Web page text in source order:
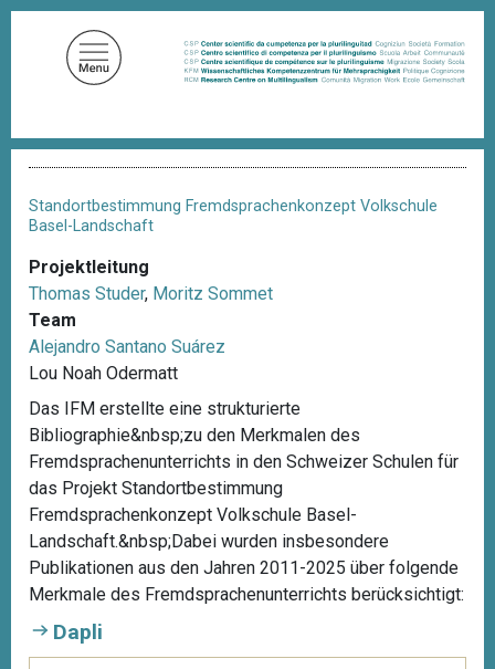
D
a
d
a
v
i
g
a
t
i
n
Standortbestimmung Fremdsprachenkonzept Volkschule
Basel-Landschaft
Projektleitung
Thomas Studer, Moritz Sommet
Team
Alejandro Santano Suárez
Lou Noah Odermatt
Das IFM erstellte eine strukturierte
Bibliographie&nbsp;zu den Merkmalen des
Fremdsprachenunterrichts in den Schweizer Schulen für
das Projekt Standortbestimmung
Fremdsprachenkonzept Volkschule Basel-
Landschaft.&nbsp;Dabei wurden insbesondere
Publikationen aus den Jahren 2011-2025 über folgende
Merkmale des Fremdsprachenunterrichts berücksichtigt:
Dapli